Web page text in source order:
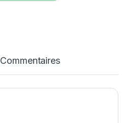
Commentaires